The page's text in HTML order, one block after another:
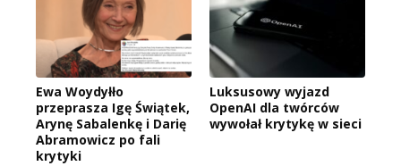
Ewa Woydyłło
przeprasza Igę Świątek,
Arynę Sabalenkę i Darię
Abramowicz po fali
krytyki
Luksusowy wyjazd
OpenAI dla twórców
wywołał krytykę w sieci